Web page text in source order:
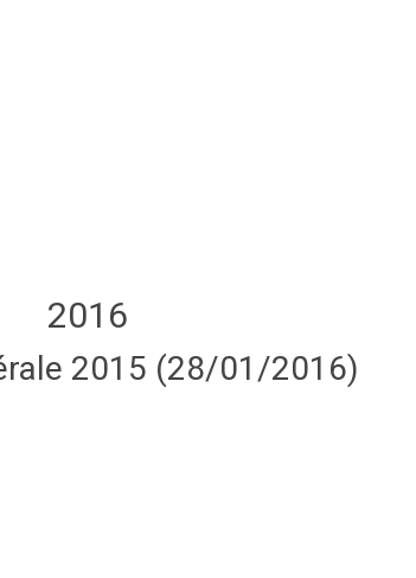
2016
2015 (28/01/2016)